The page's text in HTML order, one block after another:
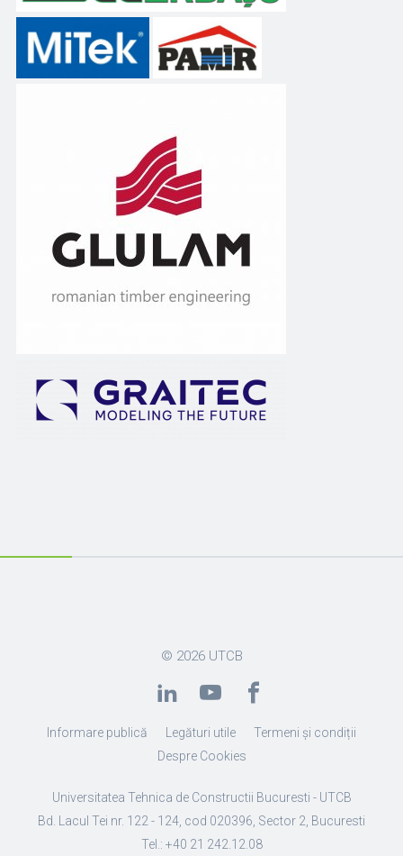
© 2026 UTCB
Informare publică Legături utile
Termeni și condiții
Despre Cookies
Universitatea Tehnica de Constructii Bucuresti - UTCB
Bd. Lacul Tei nr. 122 - 124, cod 020396, Sector 2, Bucuresti
Tel.: +40 21 242.12.08